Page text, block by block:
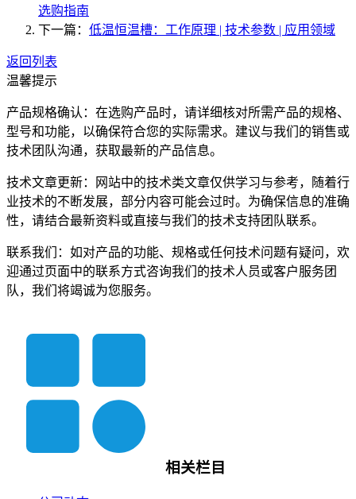
选购指南
下一篇： 低温恒温槽：工作原理 | 技术参数 | 应用领域
返回列表
温馨提示
产品规格确认：在选购产品时，请详细核对所需产品的规格、
型号和功能，以确保符合您的实际需求。建议与我们的销售或
技术团队沟通，获取最新的产品信息。
技术文章更新：网站中的技术类文章仅供学习与参考，随着行
业技术的不断发展，部分内容可能会过时。为确保信息的准确
性，请结合最新资料或直接与我们的技术支持团队联系。
联系我们：如对产品的功能、规格或任何技术问题有疑问，欢
迎通过页面中的联系方式咨询我们的技术人员或客户服务团
队，我们将竭诚为您服务。
相关栏目